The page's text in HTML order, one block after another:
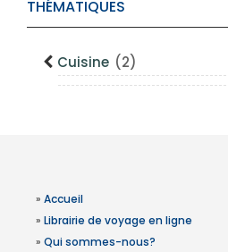
THÉMATIQUES
Cuisine (2)
» Accueil
» Librairie de voyage en ligne
» Qui sommes-nous?